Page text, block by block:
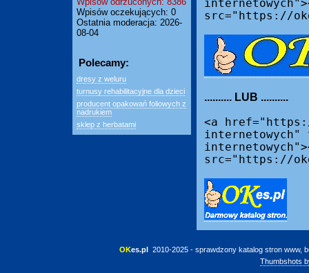
Wpisów oczekujących: 0
Ostatnia moderacja: 2026-
08-04
Polecamy:
dresy z weluru
turnusy rehabilitacyjne dla dzieci
producent opakowań foliowych z
nadrukiem
sklep z herbatami
src="https://
.......... LUB ..........
<a
internetowych"
src="https://
OKes.pl 2010-2025 - sprawdzony katalog stron www,
Thumbshots